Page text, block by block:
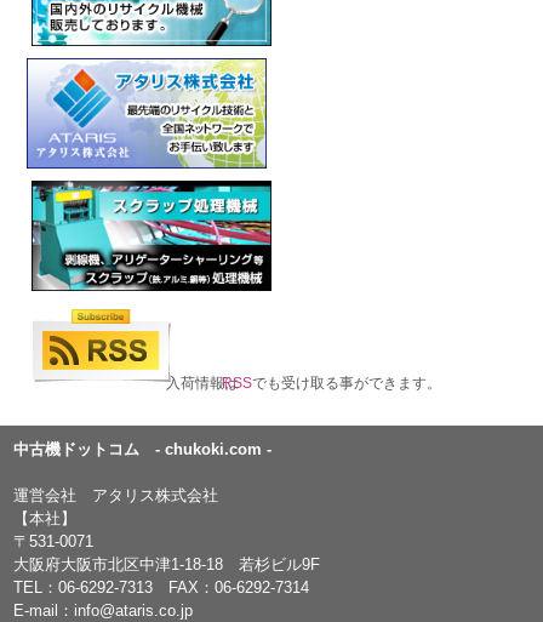
入荷情報はRSSでも受け取る事ができます。
中古機ドットコム - chukoki.com -
運営会社 アタリス株式会社
【本社】
〒531-0071
大阪府大阪市北区中津1-18-18 若杉ビル9F
TEL：06-6292-7313 FAX：06-6292-7314
E-mail： info@ataris.co.jp